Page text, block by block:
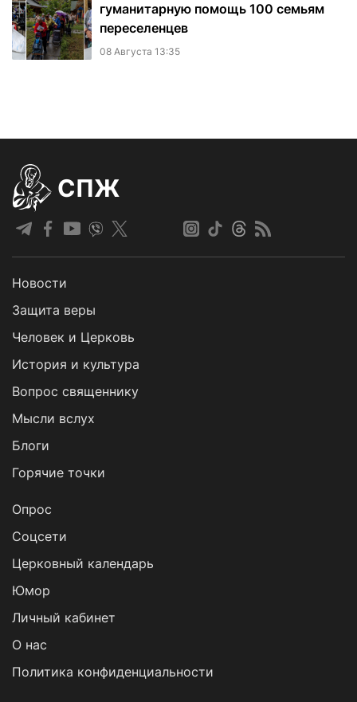
гуманитарную помощь 100 семьям
переселенцев
08 Августа 13:35
СПЖ
Новости
Защита веры
Человек и Церковь
История и культура
Вопрос священнику
Мысли вслух
Блоги
Горячие точки
Опрос
Cоцсети
Церковный календарь
Юмор
Личный кабинет
О нас
Политика конфиденциальности